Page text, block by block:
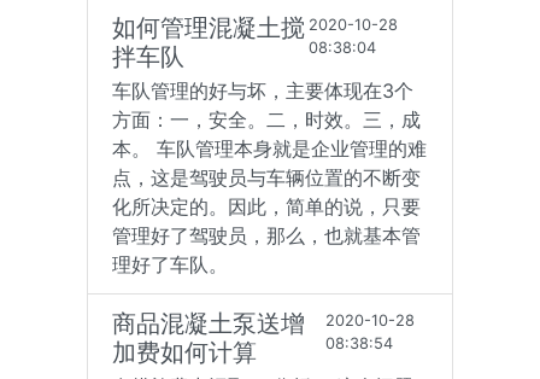
如何管理混凝土搅
拌车队
2020-10-28
08:38:04
车队管理的好与坏，主要体现在3个
方面：一，安全。二，时效。三，成
本。 车队管理本身就是企业管理的难
点，这是驾驶员与车辆位置的不断变
化所决定的。因此，简单的说，只要
管理好了驾驶员，那么，也就基本管
理好了车队。
商品混凝土泵送增
加费如何计算
2020-10-28
08:38:54